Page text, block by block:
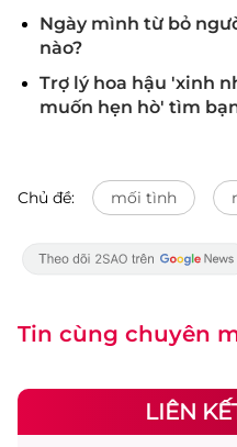
Ngày mình từ bỏ
nào?
Trợ lý hoa hậu 'xinh
muốn hẹn hò' tìm
Chủ đề: mối tình
Tin cùng chuyên
LIÊN